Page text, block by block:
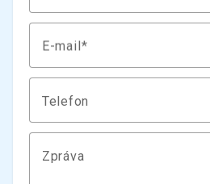
E-mail
Telefon
Zpráva